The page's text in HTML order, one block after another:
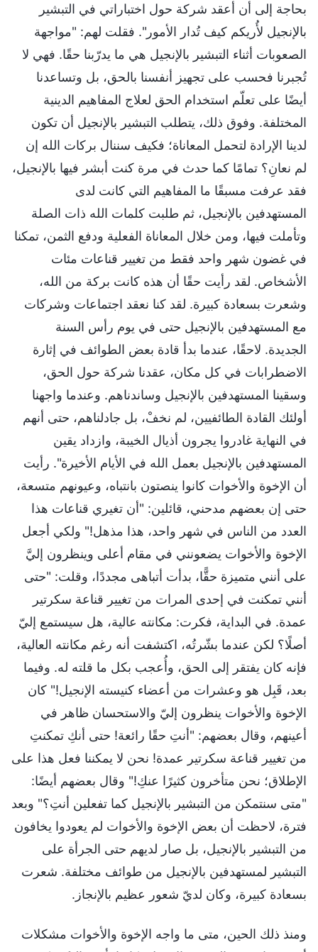
بحاجة إلى أن أعقد شركة حول اختباراتي في التبشير
بالإنجيل لأُريكم كيف تُدار الأمور". فقلت لهم: "مواجهة
الصعوبات أثناء التبشير بالإنجيل هي ما يدرّبنا حقًا. فهي لا
تُجبرنا فحسب على تجهيز أنفسنا بالحق، بل وتساعدنا
أيضًا على تعلّم استخدام الحق لعلاج المفاهيم الدينية
المختلفة. وفوق ذلك، يتطلب التبشير بالإنجيل أن تكون
لدينا الإرادة لتحمل المعاناة؛ فكيف سننال بركات الله إن
لم نعانِ؟ تمامًا كما حدث في مرة كنت أبشر فيها بالإنجيل،
فقد عرفت مسبقًا ما المفاهيم التي كانت لدى
المستهدفين بالإنجيل، ثم طلبت كلمات الله ذات الصلة
وتأملت فيها، ومن خلال المعاناة الفعلية ودفع الثمن، تمكنا
في غضون شهر واحد فقط من تغيير قناعات مئات
الأشخاص. لقد رأيت حقًا أن هذه كانت بركة من الله،
وشعرت بسعادة كبيرة. لقد كنا نعقد اجتماعات وشركات
مع المستهدفين بالإنجيل حتى في يوم رأس السنة
الجديدة. لاحقًا، عندما بدأ قادة بعض الطوائف في إثارة
الاضطرابات في كل مكان، عقدنا شركة حول الحق،
وسقينا المستهدفين بالإنجيل وساندناهم. وعندما واجهنا
أولئك القادة الطائفيين، لم نخفْ، بل جادلناهم، حتى أنهم
في النهاية غادروا يجرون أذيال الخيبة، وازداد يقين
المستهدفين بالإنجيل بعمل الله في الأيام الأخيرة". رأيت
أن الإخوة والأخوات كانوا ينصتون بانتباه، وعيونهم متسعة،
حتى إن بعضهم مدحني، قائلين: "أن تغيري قناعات هذا
العدد من الناس في شهر واحد، هذا مذهل!" ولكي أجعل
الإخوة والأخوات يضعونني في مقام أعلى وينظرون إليَّ
على أنني متميزة حقًّا، بدأت أتباهى مجددًا، وقلت: "حتى
أنني تمكنت في إحدى المرات من تغيير قناعة سكرتير
عمدة. في البداية، فكرت: مكانته عالية، هل سيستمع إليّ
أصلًا؟ لكن عندما بشّرتُه، اكتشفت أنه رغم مكانته العالية،
فإنه كان يفتقر إلى الحق، وأُعجب بكل ما قلته له. وفيما
بعد، قَبِل هو وعشرات من أعضاء كنيسته الإنجيل!" كان
الإخوة والأخوات ينظرون إليّ والاستحسان ظاهر في
أعينهم، وقال بعضهم: "أنتِ حقًا رائعة! حتى أنكِ تمكنتِ
من تغيير قناعة سكرتير عمدة! نحن لا يمكننا فعل هذا على
الإطلاق؛ نحن متأخرون كثيرًا عنكِ!" وقال بعضهم أيضًا:
"متى سنتمكن من التبشير بالإنجيل كما تفعلين أنتِ؟" وبعد
فترة، لاحظت أن بعض الإخوة والأخوات لم يعودوا يخافون
من التبشير بالإنجيل، بل صار لديهم حتى الجرأة على
التبشير لمستهدفين بالإنجيل من طوائف مختلفة. شعرت
بسعادة كبيرة، وكان لديّ شعور عظيم بالإنجاز.
ومنذ ذلك الحين، متى ما واجه الإخوة والأخوات مشكلات